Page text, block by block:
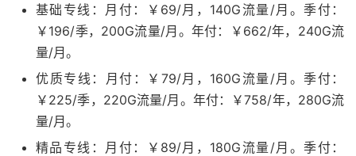
基础专线：月付：￥69/月，140G流量/月。季付：
￥196/季，200G流量/月。年付：￥662/年，240G流
量/月。
优质专线：月付：￥79/月，160G流量/月。季付：
￥225/季，220G流量/月。年付：￥758/年，280G流
量/月。
精品专线：月付：￥89/月，180G流量/月。季付：